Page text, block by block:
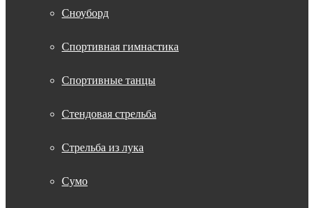
Сноуборд
Спортивная гимнастика
Спортивные танцы
Стендовая стрельба
Стрельба из лука
Сумо